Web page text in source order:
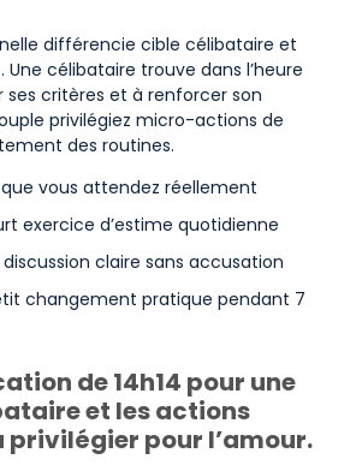
différencie cible célibataire et
célibataire trouve dans l’heure
ses critères et à renforcer son
privilégiez micro-actions de
des routines.
vous attendez réellement
exercice d’estime quotidienne
claire sans accusation
changement pratique pendant 7
de 14h14 pour une
et les actions
privilégier pour l’amour.